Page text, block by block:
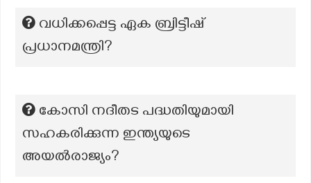
വധിക്കപ്പെട്ട ഏക ബ്രിട്ടീഷ്
പ്രധാനമന്ത്രി?
കോസി നദീതട പദ്ധതിയുമായി
സഹകരിക്കുന്ന ഇന്ത്യയുടെ
അയല്‍രാജ്യം?